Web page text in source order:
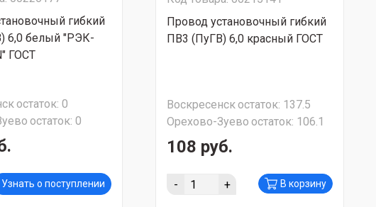
гибкий
6,0 белый "РЭК-
ГОСТ
остаток: 0
остаток: 0
Узнать о поступлении
Провод установочный гибкий
ПВ3 (ПуГВ) 6,0 красный ГОСТ
Воскресенскостаток: 137.5
Орехово-Зуево остаток: 106.1
108 руб.
- + В корзину